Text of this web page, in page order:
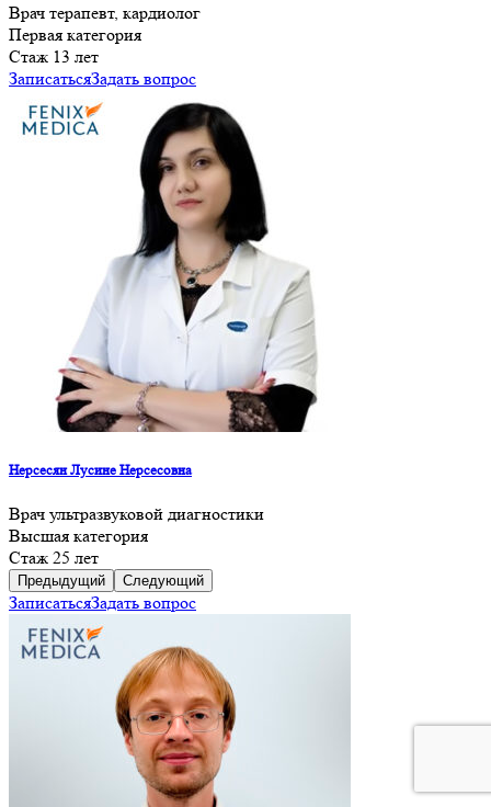
Врач терапевт, кардиолог
Первая категория
Стаж 13 лет
ЗаписатьсяЗадать вопрос
Нерсесян Лусине Нерсесовна
Врач ультразвуковой диагностики
Высшая категория
Cтаж 25 лет
Предыдущий Следующий
ЗаписатьсяЗадать вопрос